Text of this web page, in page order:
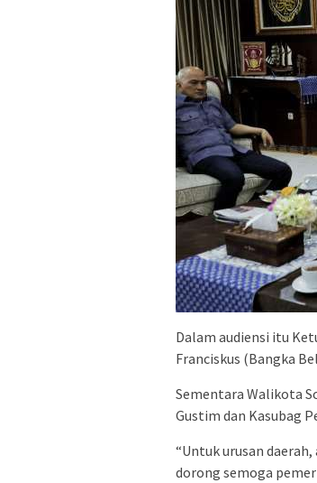
Dalam audiensi itu
Franciskus (Bangka
Sementara Walikota
Gustim dan Kasubag
“Untuk urusan
dorong semoga